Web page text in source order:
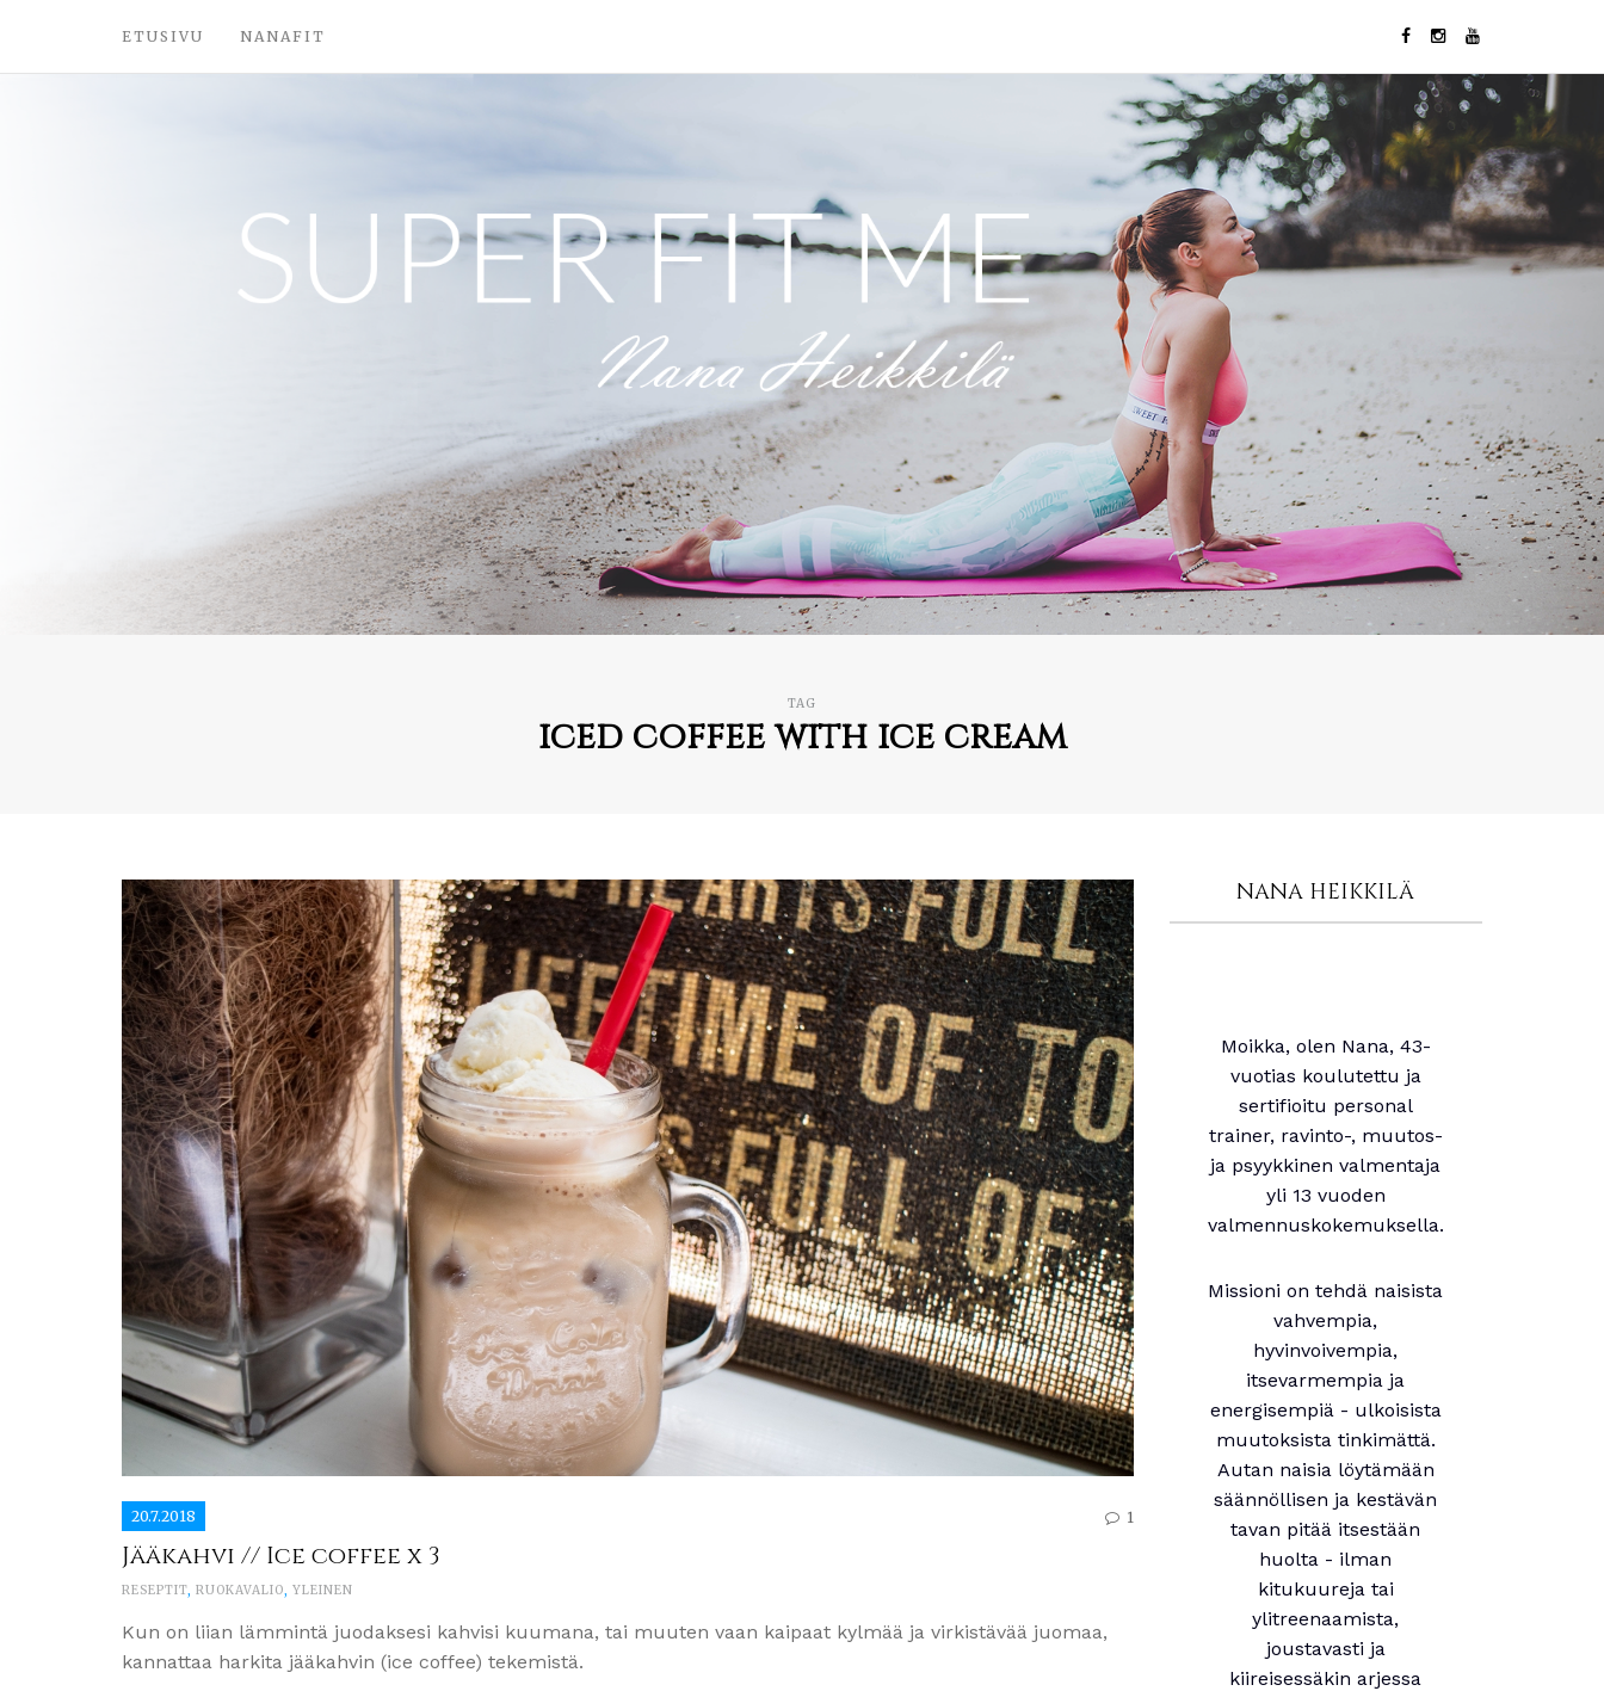
ETUSIVU NANAFIT
TAG
iced coffee with ice cream
20.7.2018 1
Jääkahvi // Ice coffee x 3
RESEPTIT, RUOKAVALIO, YLEINEN
Kun on liian lämmintä juodaksesi kahvisi kuumana, tai muuten vaan kaipaat kylmää ja virkistävää juomaa,
kannattaa harkita jääkahvin (ice coffee) tekemistä.
NANA HEIKKILÄ
Moikka, olen Nana, 43-
vuotias koulutettu ja
sertifioitu personal
trainer, ravinto-, muutos-
ja psyykkinen valmentaja
yli 13 vuoden
valmennuskokemuksella.
Missioni on tehdä naisista
vahvempia,
hyvinvoivempia,
itsevarmempia ja
energisempiä - ulkoisista
muutoksista tinkimättä.
Autan naisia löytämään
säännöllisen ja kestävän
tavan pitää itsestään
huolta - ilman
kitukuureja tai
ylitreenaamista,
joustavasti ja
kiireisessäkin arjessa